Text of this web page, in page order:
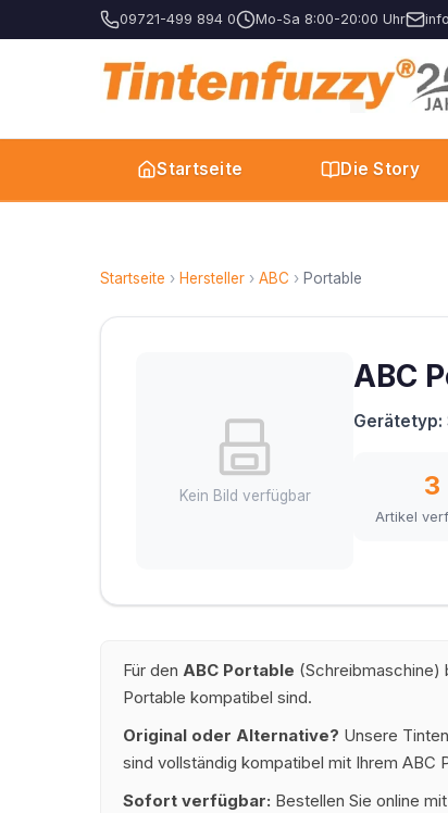
09721-499 894 0 Mo-Sa 8:00-20:00 Uhr
Startseite Die Story
Startseite › Hersteller › ABC › Portable
Kein Bild verfügbar
ABC
Gerätetyp:
3
Artikel
Für den ABC Portable (Schreibmaschine)
Portable kompatibel sind.
Original oder Alternative? Unsere
sind vollständig kompatibel mit Ihrem ABC
Sofort verfügbar: Bestellen Sie online